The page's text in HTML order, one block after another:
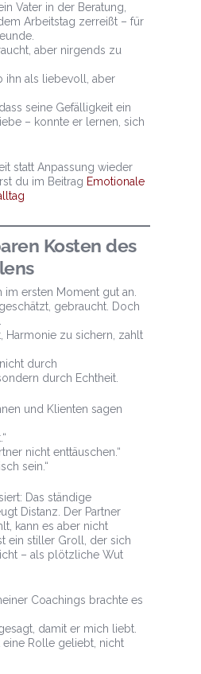
Vater in der Beratung,
Arbeitstag zerreißt – für
aber nirgends zu
ihn als liebevoll, aber
seine Gefälligkeit ein
– konnte er lernen, sich
statt Anpassung wieder
du im Beitrag Emotionale
Kosten des
im ersten Moment gut an.
gebraucht. Doch
Harmonie zu sichern, zahlt
durch
durch Echtheit.
und Klienten sagen
nicht enttäuschen.“
sein.“
Das ständige
Distanz. Der Partner
kann es aber nicht
ein stiller Groll, der sich
– als plötzliche Wut
Coachings brachte es
damit er mich liebt.
eine Rolle geliebt, nicht